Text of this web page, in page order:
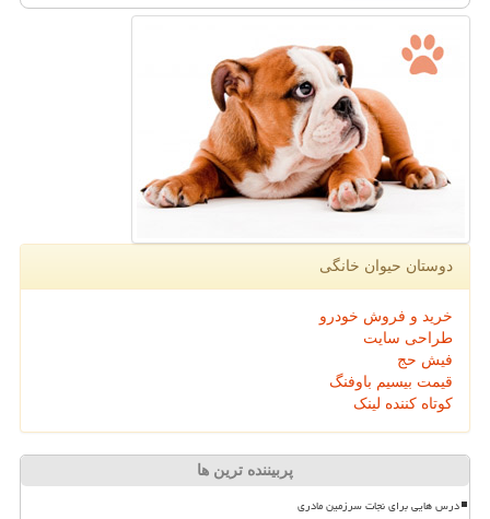
دوستان حیوان خانگی
خرید و فروش خودرو
طراحی سایت
فیش حج
قیمت بیسیم باوفنگ
کوتاه کننده لینک
پربیننده ترین ها
درس هایی برای نجات سرزمین مادری